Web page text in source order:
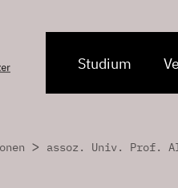
Studium
> assoz. Univ. Prof.